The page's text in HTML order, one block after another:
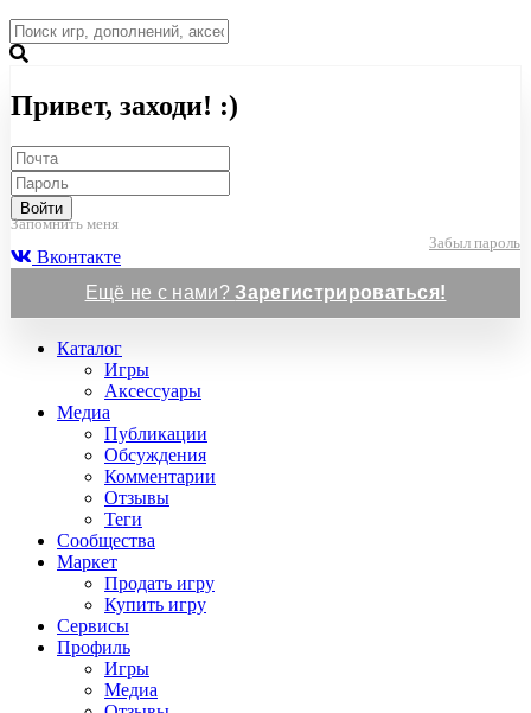
Привет, заходи! :)
Войти
Запомнить меня
Забыл пароль
Вконтакте
Ещё не с нами?Зарегистрироваться!
Каталог
Игры
Аксессуары
Медиа
Публикации
Обсуждения
Комментарии
Отзывы
Теги
Сообщества
Маркет
Продать игру
Купить игру
Сервисы
Профиль
Игры
Медиа